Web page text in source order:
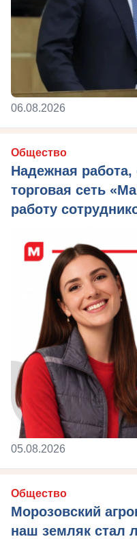
06.08.2026
Общество
Надежная работа,
торговая сеть
работу
05.08.2026
Общество
Морозовский
наш земляк стал